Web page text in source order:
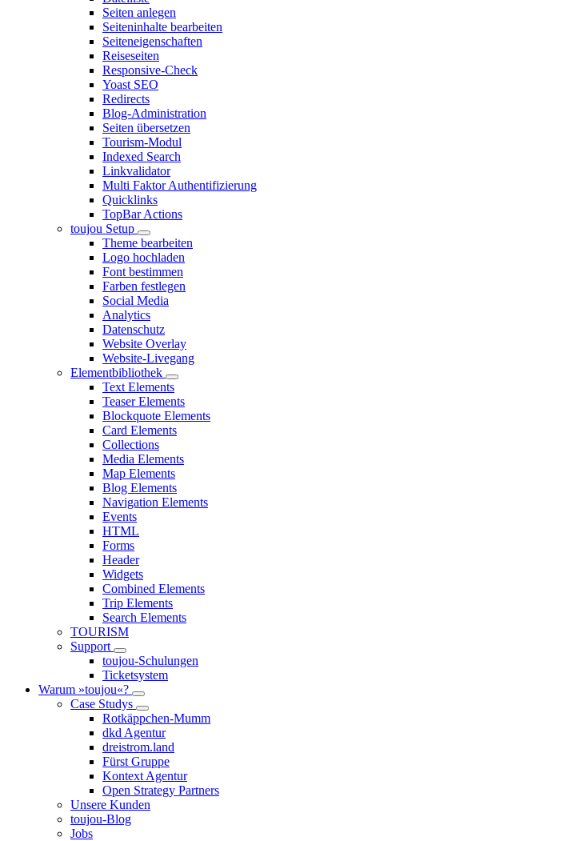
Seiten anlegen
Seiteninhalte bearbeiten
Seiteneigenschaften
Reiseseiten
Responsive-Check
Yoast SEO
Redirects
Blog-Administration
Seiten übersetzen
Tourism-Modul
Indexed Search
Linkvalidator
Multi Faktor Authentifizierung
Quicklinks
TopBar Actions
toujou Setup
Theme bearbeiten
Logo hochladen
Font bestimmen
Farben festlegen
Social Media
Analytics
Datenschutz
Website Overlay
Website-Livegang
Elementbibliothek
Text Elements
Teaser Elements
Blockquote Elements
Card Elements
Collections
Media Elements
Map Elements
Blog Elements
Navigation Elements
Events
HTML
Forms
Header
Widgets
Combined Elements
Trip Elements
Search Elements
TOURISM
Support
toujou-Schulungen
Ticketsystem
Warum »toujou«?
Case Studys
Rotkäppchen-Mumm
dkd Agentur
dreistrom.land
Fürst Gruppe
Kontext Agentur
Open Strategy Partners
Unsere Kunden
toujou-Blog
Jobs